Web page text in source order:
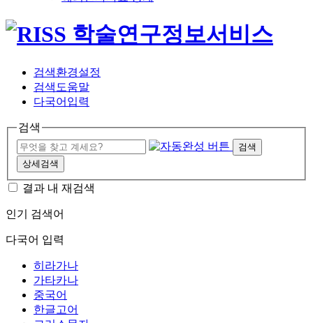
검색환경설정
검색도움말
다국어입력
검색
검색
상세검색
결과 내 재검색
인기 검색어
다국어 입력
히라가나
가타카나
중국어
한글고어